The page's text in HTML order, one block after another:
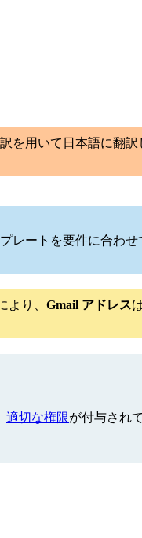
を用いて日本語に翻
ートを要件に合わせ
より、 Gmail アドレス
適切な権限が付与され